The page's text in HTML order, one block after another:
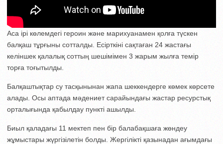
Аса ірі көлемдегі героин және марихуанамен қолға түскен
балқаш тұрғыны сотталды. Есірткіні сақтаған 24 жастағы
келіншек қалалық соттың шешімімен 3 жарым жылға темір
торға тоғытылды.
Балқаштықтар су тасқынынан жапа шеккендерге көмек көрсете
алады. Осы аптада мәдениет сарайындағы жастар ресурстық
орталығында қабылдау пункті ашылды.
Биыл қаладағы 11 мектеп пен бір балабақшаға жөндеу
жұмыстары жүргізілетін болды. Жергілікті қазынадан ағымдағы